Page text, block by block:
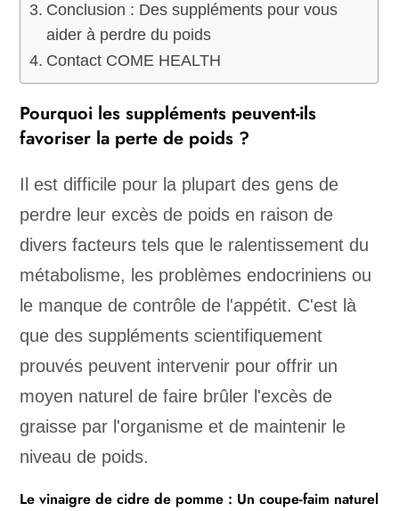
Conclusion : Des suppléments pour vous
aider à perdre du poids
Contact COME HEALTH
Pourquoi les suppléments peuvent-ils
favoriser la perte de poids ?
Il est difficile pour la plupart des gens de
perdre leur excès de poids en raison de
divers facteurs tels que le ralentissement du
métabolisme, les problèmes endocriniens ou
le manque de contrôle de l'appétit. C'est là
que des suppléments scientifiquement
prouvés peuvent intervenir pour offrir un
moyen naturel de faire brûler l'excès de
graisse par l'organisme et de maintenir le
niveau de poids.
Le vinaigre de cidre de pomme : Un coupe-faim naturel